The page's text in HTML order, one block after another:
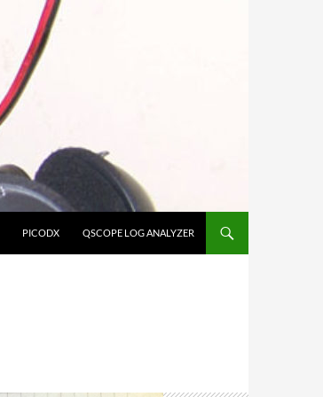
PICODX QSCOPE LOG ANALYZER